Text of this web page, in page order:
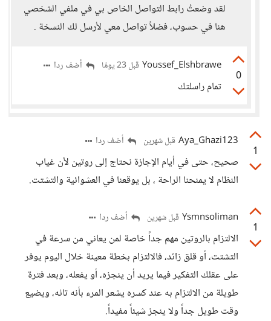
لقد وضعتُ رابط التواصل الخاص بي في ملفي الشخصي
هنا في حسوب، فضلاً تواصل معي لأرسل لك النسخة .
0
Youssef_Elshbrawe قبل 23 يومًا أضف ردا
تمام راسلتك
1
Aya_Ghazi123 قبل شهرين أضف ردا
صحيح، حتى في أيام الإجازة نحتاج إلى روتين لأن غياب
النظام لا يمنحنا الراحة ، بل يوقعنا في العشوائية والتشتت.
1
Ysmnsoliman قبل شهرين أضف ردا
الالتزام بالروتين مهم جداً خاصة لمن يعاني من سرعة في
التشتت، أو قلق زائد، فالالتزام بخطة معينة خلال اليوم يوفر
على عقلك التفكير فيما يريد أن ينجزه، أو يفعله، وبعد فترة
طويلة من الالتزام به عند كسره يشعر المرء بأنه تائه، ويضيع
وقت طويل جداً ولا ينجز شيئاً مفيداً.